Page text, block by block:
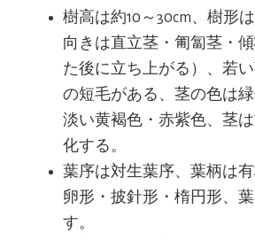
樹高は約10～30cm、樹形
向きは直立茎・匍匐茎・
た後に立ち上がる）、若
の短毛がある、茎の色は
淡い黄褐色・赤紫色、茎
化する。
葉序は対生葉序、葉柄は
卵形・披針形・楕円形、
す。